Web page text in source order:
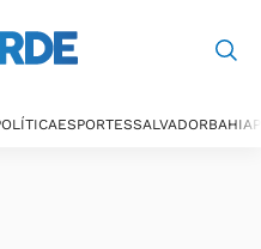
ESPORTESSALVADORBAHIA